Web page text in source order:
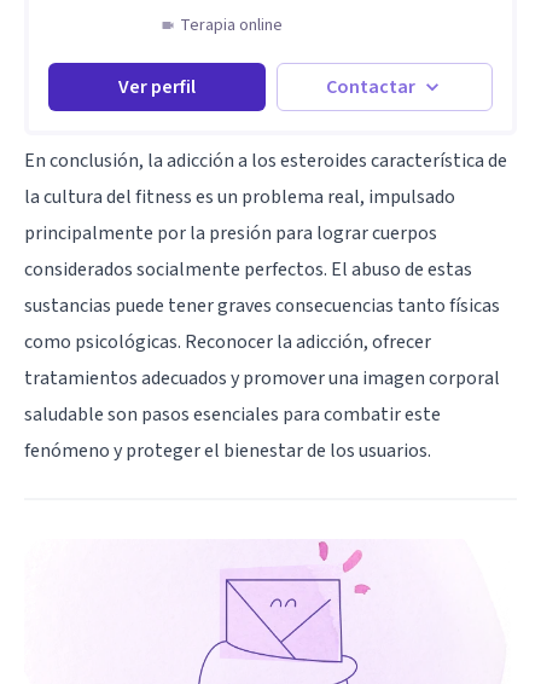
Terapia online
Ver perfil Contactar
En conclusión, la adicción a los esteroides característica de
la cultura del fitness es un problema real, impulsado
principalmente por la presión para lograr cuerpos
considerados socialmente perfectos. El abuso de estas
sustancias puede tener graves consecuencias tanto físicas
como psicológicas. Reconocer la adicción, ofrecer
tratamientos adecuados y promover una imagen corporal
saludable son pasos esenciales para combatir este
fenómeno y proteger el bienestar de los usuarios.